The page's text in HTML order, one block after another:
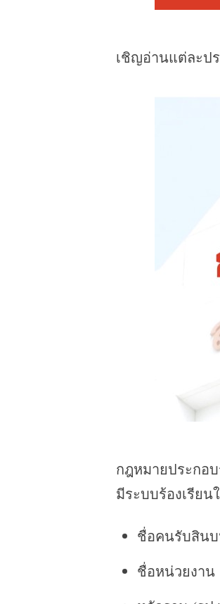
เชิญอ่านแต่ละป
กฎหมายประกอ
มีระบบร้องเรีย
ชื่อคนรับสิน
ชื่อหน่วยงาน